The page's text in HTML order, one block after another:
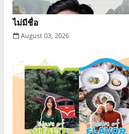
ไม่มีชื่อ
August 03, 2026